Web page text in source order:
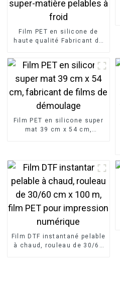
Film PET en silicone de
haute qualité Fabricant de
Film PET en silicone super
mat 39 cm x 54 cm,
Film DTF instantané pelable
à chaud, rouleau de 30/60